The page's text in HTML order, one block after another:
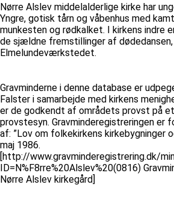
Nørre Alslev middelalderlige kirke har
Yngre, gotisk tårn og våbenhus med
munkesten og rødkalket. I kirkens indre
de sjældne fremstillinger af
Elmelundeværkstedet.
Gravminderne i denne database er
Falster i samarbejde med kirkens
er de godkendt af områdets provst på
provstesyn. Gravminderegistreringen er
af: ”Lov om folkekirkens kirkebygninger
maj 1986.
[http://www.gravminderegistrering.dk/
ID=N%F8rre%20Alslev%20(0816)
Nørre Alslev kirkegård]